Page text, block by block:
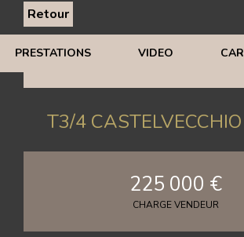
Retour
PRESTATIONS VIDEO
T3/4 CASTELVECCHIO
225 000 €
CHARGE VENDEUR